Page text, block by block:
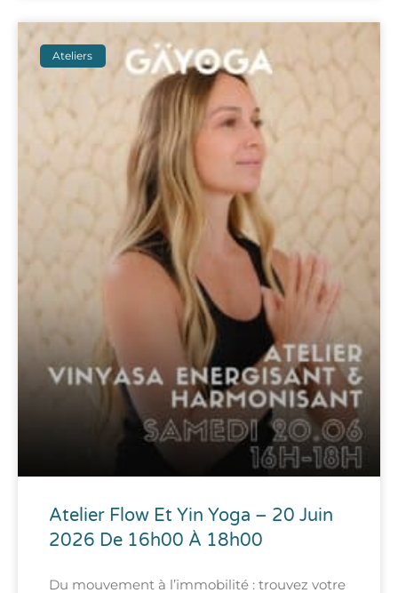
Ateliers
Atelier Flow Et Yin Yoga – 20 Juin
2026 De 16h00 À 18h00
Du mouvement à l’immobilité : trouvez votre